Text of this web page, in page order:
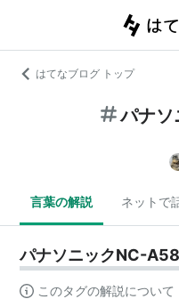
はてなブログ トップ
パナ
言葉の解説 ネットで
パナソニックNC-A58
このタグの解説について